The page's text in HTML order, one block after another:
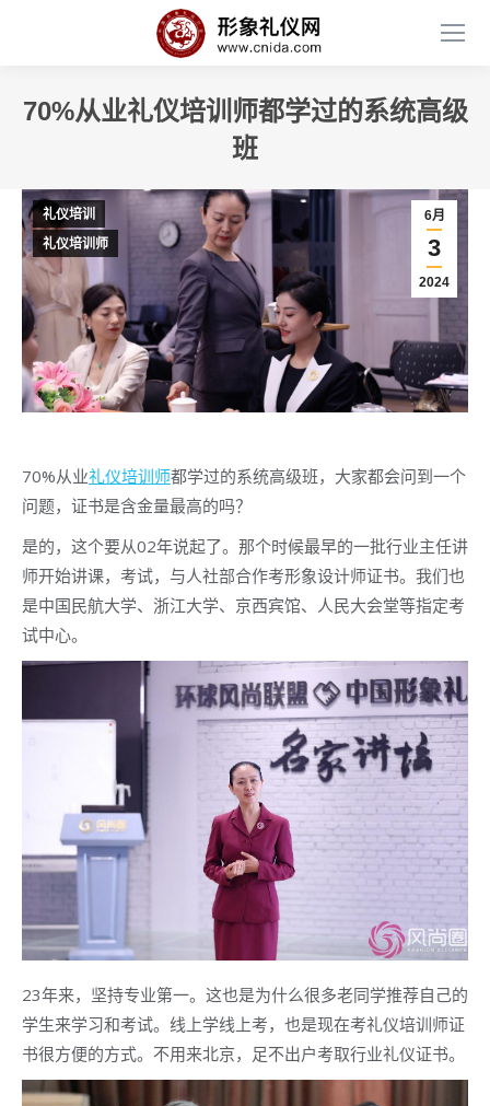
70%从业礼仪培训师都学过的系统高级
班
6月
3
2024
礼仪培训
礼仪培训师
70%从业礼仪培训师都学过的系统高级班，大家都会问到一个
问题，证书是含金量最高的吗？
是的，这个要从02年说起了。那个时候最早的一批行业主任讲
师开始讲课，考试，与人社部合作考形象设计师证书。我们也
是中国民航大学、浙江大学、京西宾馆、人民大会堂等指定考
试中心。
23年来，坚持专业第一。这也是为什么很多老同学推荐自己的
学生来学习和考试。线上学线上考，也是现在考礼仪培训师证
书很方便的方式。不用来北京，足不出户考取行业礼仪证书。